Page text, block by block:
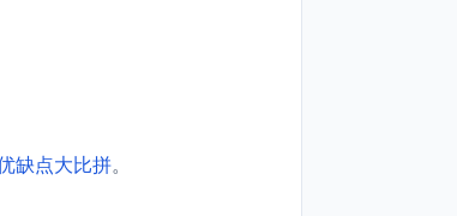
缺点大比拼。